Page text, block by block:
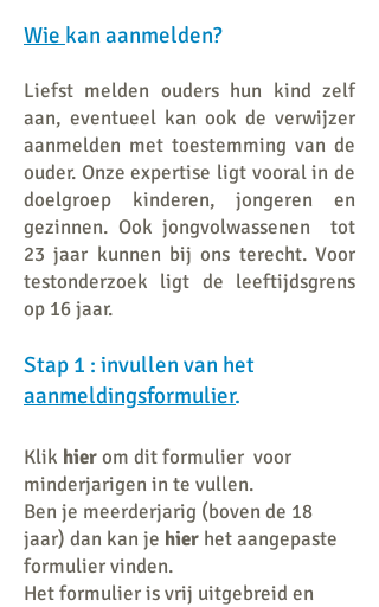
Wie kan aanmelden?
Liefst melden ouders hun kind zelf
aan, eventueel kan ook de verwijzer
aanmelden met toestemming van de
ouder. Onze expertise ligt vooral in de
doelgroep kinderen, jongeren en
gezinnen. Ook jongvolwassenen tot
23 jaar kunnen bij ons terecht. Voor
testonderzoek ligt de leeftijdsgrens
op 16 jaar.
Stap 1 : invullen van het
aanmeldingsformulier.
Klik hierom dit formulier voor
minderjarigen in te vullen.
Ben je meerderjarig (boven de 18
jaar) dan kan je hier het aangepaste
formulier vinden.
Het formulier is vrij uitgebreid en